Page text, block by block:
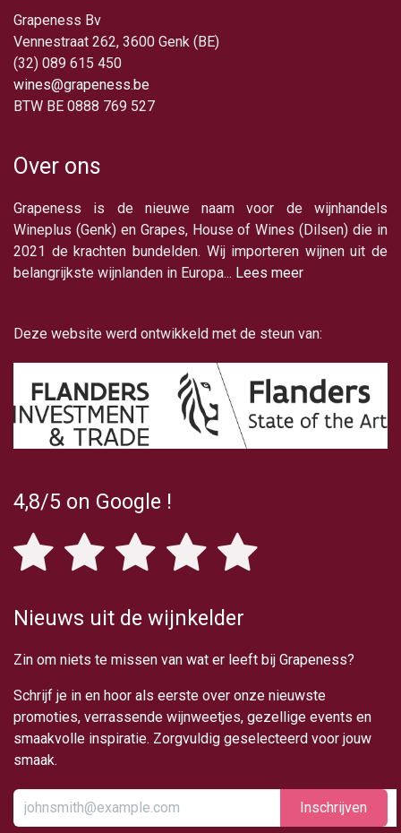
Grapeness Bv
Vennestraat 262, 3600 Genk (BE)
(32) 089 615 450
wines@grapeness.be
BTW BE 0888 769 527
Over ons
Grapeness is de nieuwe naam voor de wijnhandels
Wineplus (Genk) en Grapes, House of Wines (Dilsen) die in
2021 de krachten bundelden. Wij importeren wijnen uit de
belangrijkste wijnlanden in Europa... Lees meer
Deze website werd ontwikkeld met de steun van:
4,8/5 on Google !
Nieuws uit de wijnkelder
Zin om niets te missen van wat er leeft bij Grapeness?
Schrijf je in en hoor als eerste over onze nieuwste
promoties, verrassende wijnweetjes, gezellige events en
smaakvolle inspiratie. Zorgvuldig geselecteerd voor jouw
smaak.
Inschrijv​​​​​​​​​​en